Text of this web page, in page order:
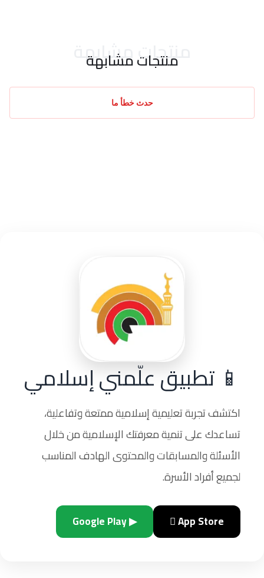
منتجات مشابهة
منتجات مشابهة
حدث خطأ ما
📱 تطبيق علّمني إسلامي
اكتشف تجربة تعليمية إسلامية ممتعة وتفاعلية،
تساعدك على تنمية معرفتك الإسلامية من خلال
الأسئلة والمسابقات والمحتوى الهادف المناسب
لجميع أفراد الأسرة.
 App Store
▶ Google Play